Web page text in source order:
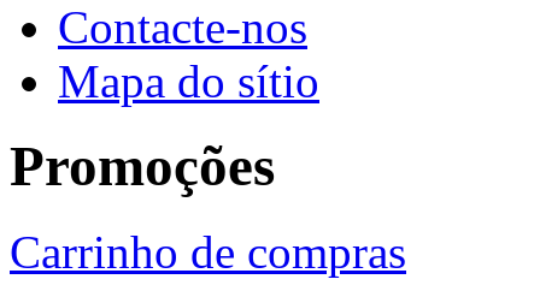
Contacte-nos
Mapa do sítio
Promoções
Carrinho de compras